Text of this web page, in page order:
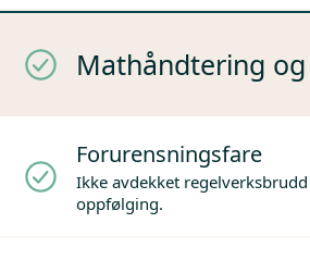
Mathåndtering
Forurensningsfare
Ikke avdekket
oppfølging.